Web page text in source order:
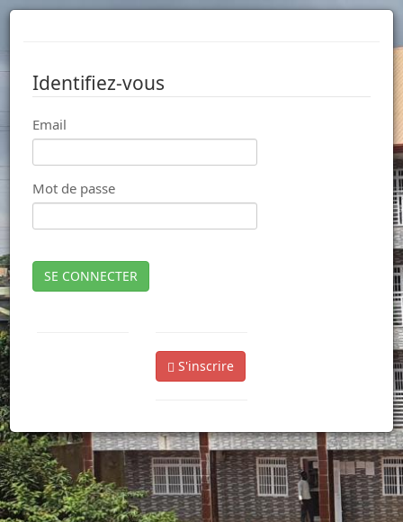
Identifiez-vous
Email
Mot de passe
SE CONNECTER
S'inscrire